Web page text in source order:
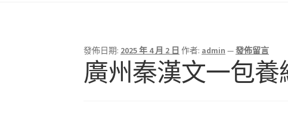
發佈日期: 2025 年 4 月 2 日 作者: admin —發佈留言
廣州秦漢文一包